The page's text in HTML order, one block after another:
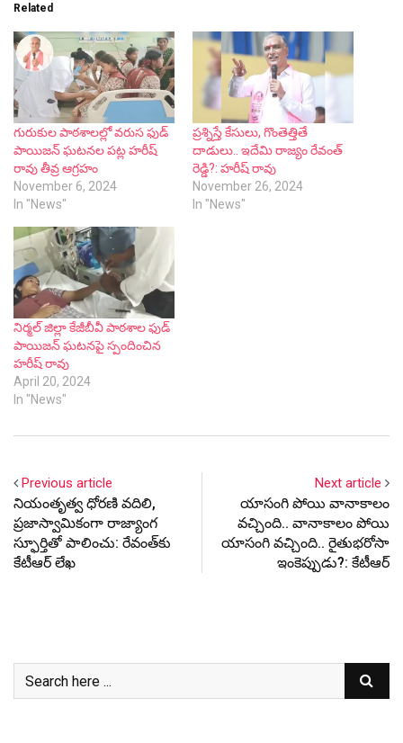
Related
గురుకుల పాఠశాలల్లో వరుస ఫుడ్
పాయిజన్ ఘటనల పట్ల హరీష్
రావు తీవ్ర ఆగ్రహం
November 6, 2024
In "News"
ప్రశ్నిస్తే కేసులు, గొంతెత్తితే
దాడులు.. ఇదేమి రాజ్యం రేవంత్
రెడ్డి?: హరీష్ రావు
November 26, 2024
In "News"
నిర్మల్ జిల్లా కేజీబీవీ పాఠశాల ఫుడ్
పాయిజన్ ఘటనపై స్పందించిన
హరీష్ రావు
April 20, 2024
In "News"
Previous article
నియంతృత్వ ధోరణి వదిలి,
ప్రజాస్వామికంగా రాజ్యాంగ
స్ఫూర్తితో పాలించు: రేవంత్‌కు
కేటీఆర్ లేఖ
Next article
యాసంగి పోయి వానాకాలం
వచ్చింది.. వానాకాలం పోయి
యాసంగి వచ్చింది.. రైతుభరోసా
ఇంకెప్పుడు?: కేటీఆర్